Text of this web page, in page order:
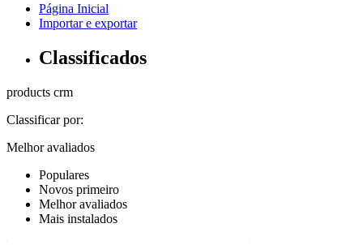
Página Inicial
Importar e exportar
Classificados
products crm
Classificar por:
Melhor avaliados
Populares
Novos primeiro
Melhor avaliados
Mais instalados